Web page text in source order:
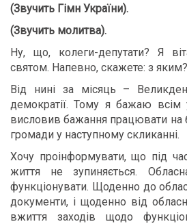
(Звучить Гімн України).
(Звучить молитва).
Ну, що, колеги-депутати? Я
святом. Напевно, скажете: з яким?
Від нині за місяць –
демократії. Тому я бажаю всім
висловив бажання працювати на
громади у наступному скликанні.
Хочу проінформувати, що під
життя не зупиняється.
функціонувати. Щоденно до
документи, і щоденно від
вжиття заходів щодо